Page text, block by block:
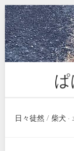
Skip
to
content
日々徒然 / 柴犬 ·